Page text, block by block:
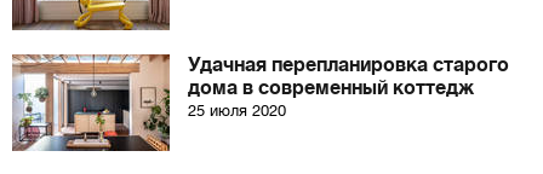
Удачная перепланировка старого
дома в современный коттедж
25 июля 2020